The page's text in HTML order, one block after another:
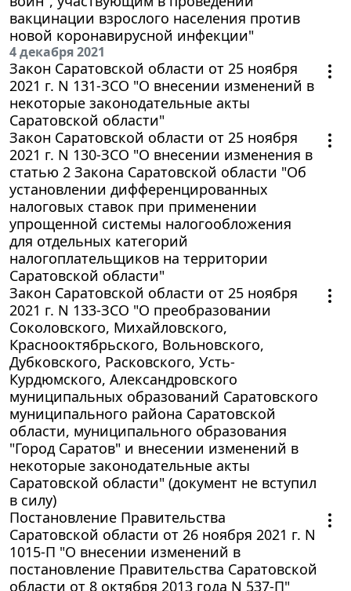
вакцинации взрослого населения против
новой коронавирусной инфекции"
4 декабря 2021
Закон Саратовской области от 25 ноября
2021 г. N 131-ЗСО "О внесении изменений в
некоторые законодательные акты
Саратовской области"
Закон Саратовской области от 25 ноября
2021 г. N 130-ЗСО "О внесении изменения в
статью 2 Закона Саратовской области "Об
установлении дифференцированных
налоговых ставок при применении
упрощенной системы налогообложения
для отдельных категорий
налогоплательщиков на территории
Саратовской области"
Закон Саратовской области от 25 ноября
2021 г. N 133-ЗСО "О преобразовании
Соколовского, Михайловского,
Краснооктябрьского, Вольновского,
Дубковского, Расковского, Усть-
Курдюмского, Александровского
муниципальных образований Саратовского
муниципального района Саратовской
области, муниципального образования
"Город Саратов" и внесении изменений в
некоторые законодательные акты
Саратовской области" (документ не вступил
в силу)
Постановление Правительства
Саратовской области от 26 ноября 2021 г. N
1015-П "О внесении изменений в
постановление Правительства Саратовской
области от 8 октября 2013 года N 537-П"